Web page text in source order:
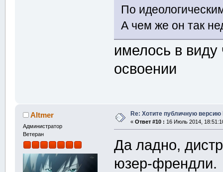
По
А чем же он так
имелось в
освоении
Altmer
Администратор
Ветеран
Re: Хотите публичную версию
« Ответ #10 : 16 Июль 2014,
Да ладно,
юзер-френдли.